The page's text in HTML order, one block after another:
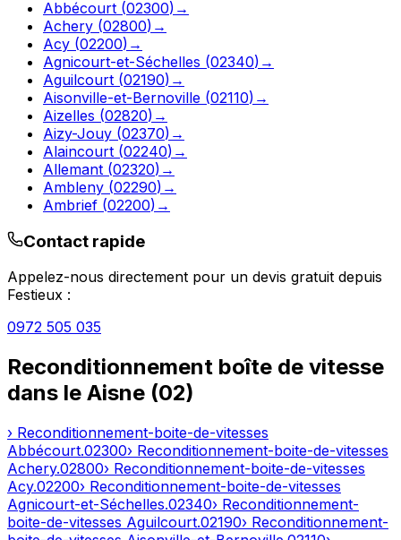
Abbécourt (02300) →
Achery (02800) →
Acy (02200) →
Agnicourt-et-Séchelles (02340) →
Aguilcourt (02190) →
Aisonville-et-Bernoville (02110) →
Aizelles (02820) →
Aizy-Jouy (02370) →
Alaincourt (02240) →
Allemant (02320) →
Ambleny (02290) →
Ambrief (02200) →
Contact rapide
Appelez-nous directement pour un devis gratuit depuis
Festieux :
0972 505 035
Reconditionnement boîte de vitesse
dans le Aisne (02)
› Reconditionnement-boite-de-vitesses
Abbécourt.02300› Reconditionnement-boite-de-vitesses
Achery.02800› Reconditionnement-boite-de-vitesses
Acy.02200› Reconditionnement-boite-de-vitesses
Agnicourt-et-Séchelles.02340› Reconditionnement-
boite-de-vitesses Aguilcourt.02190› Reconditionnement-